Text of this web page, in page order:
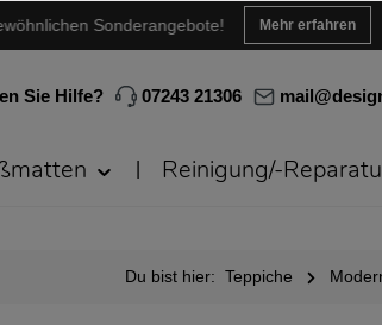
Sonderangebote! Mehr erfahren
Sie Hilfe? 07243 21306
Reinigung/-
Du bist hier: Teppiche